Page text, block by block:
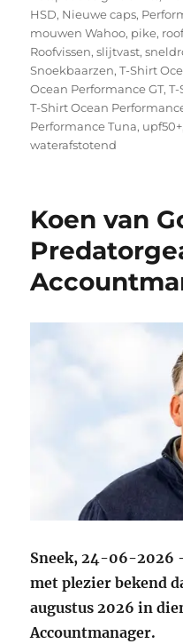
HSD, Nieuwe caps,
mouwen Wahoo, pike,
Roofvissen,slijtvast,
Snoekbaarzen,T-Shirt
Ocean Performance GT,
T-Shirt Ocean
Performance Tuna, upf50+
waterafstotend
Koen van
Sneek, 24-06-2026
met plezier bekend
augustus 2026 in
Accountmanager.